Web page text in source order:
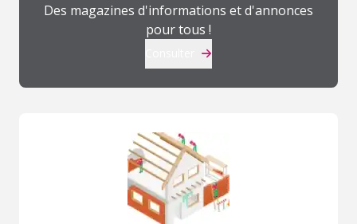
Des magazines d'informations et d'annonces
pour tous !